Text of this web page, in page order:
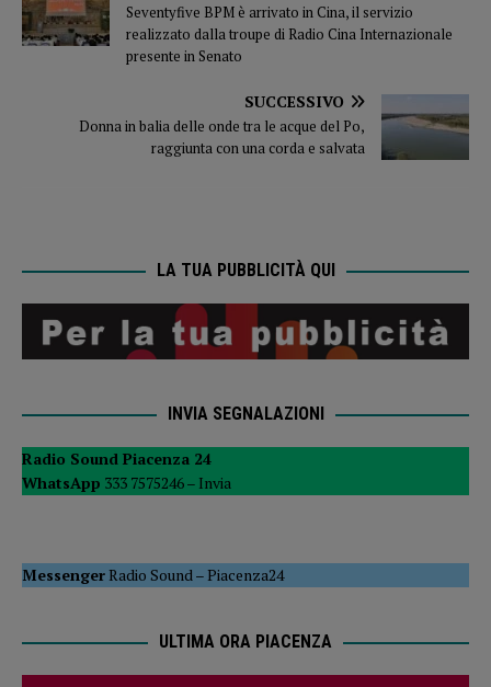
Seventyfive BPM è arrivato in Cina, il servizio
realizzato dalla troupe di Radio Cina Internazionale
presente in Senato
SUCCESSIVO
Donna in balia delle onde tra le acque del Po,
raggiunta con una corda e salvata
LA TUA PUBBLICITÀ QUI
INVIA SEGNALAZIONI
Radio Sound Piacenza 24
WhatsApp 333 7575246 – Invia
MessengerRadio Sound –Piacenza24
ULTIMA ORA PIACENZA